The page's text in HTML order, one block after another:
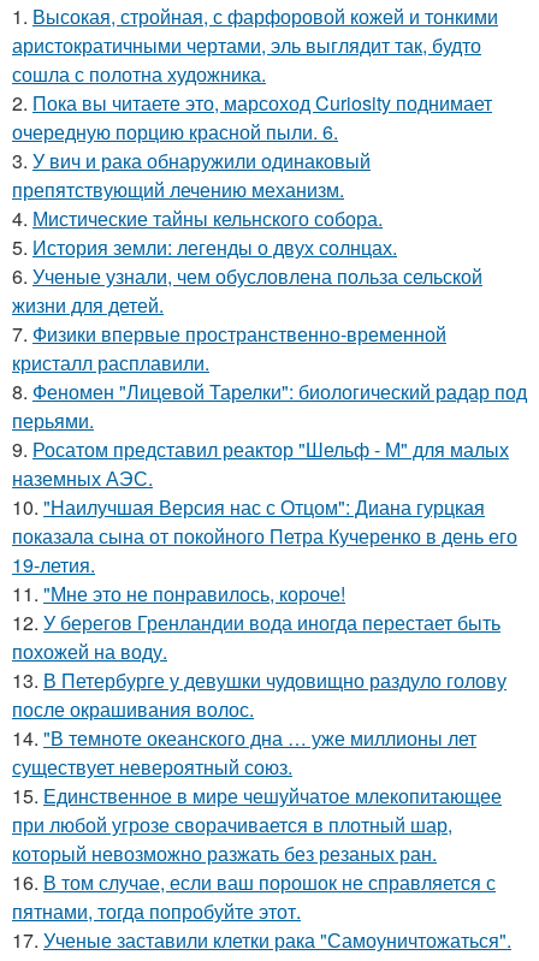
1. Высокая, стройная, с фарфоровой кожей и тонкими
аристократичными чертами, эль выглядит так, будто
сошла с полотна художника.
2. Пока вы читаете это, марсоход Curiosity поднимает
очередную порцию красной пыли. 6.
3. У вич и рака обнаружили одинаковый
препятствующий лечению механизм.
4. Мистические тайны кельнского собора.
5. История земли: легенды о двух солнцах.
6. Ученые узнали, чем обусловлена польза сельской
жизни для детей.
7. Физики впервые пространственно-временной
кристалл расплавили.
8. Феномен "Лицевой Тарелки": биологический радар под
перьями.
9. Росатом представил реактор "Шельф - М" для малых
наземных АЭС.
10. "Наилучшая Версия нас с Отцом": Диана гурцкая
показала сына от покойного Петра Кучеренко в день его
19-летия.
11. "Мне это не понравилось, короче!
12. У берегов Гренландии вода иногда перестает быть
похожей на воду.
13. В Петербурге у девушки чудовищно раздуло голову
после окрашивания волос.
14. "В темноте океанского дна … уже миллионы лет
существует невероятный союз.
15. Единственное в мире чешуйчатое млекопитающее
при любой угрозе сворачивается в плотный шар,
который невозможно разжать без резаных ран.
16. В том случае, если ваш порошок не справляется с
пятнами, тогда попробуйте этот.
17. Ученые заставили клетки рака "Самоуничтожаться".